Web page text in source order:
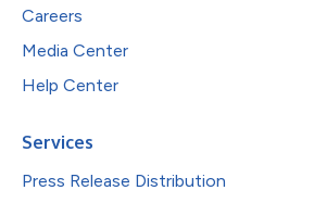
Careers
Media Center
Help Center
Services
Press Release Distribution